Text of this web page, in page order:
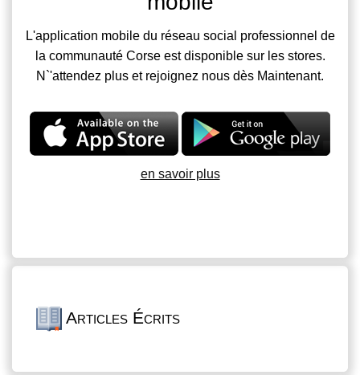
L'application mobile du réseau social professionnel de
la communauté Corse est disponible sur les stores.
N`'attendez plus et rejoignez nous dès Maintenant.
en savoir plus
Articles Écrits